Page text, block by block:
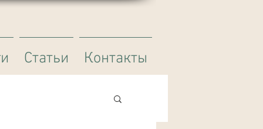
Статьи Контакты